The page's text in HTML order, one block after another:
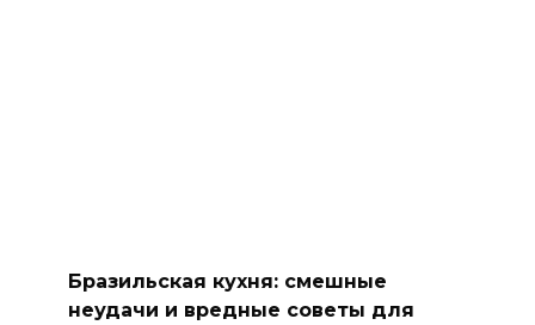
Бразильская кухня: смешные
неудачи и вредные советы для